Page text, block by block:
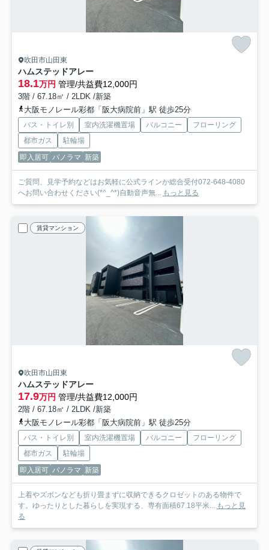
吹田市山田東
ハムステッドアレー
18.1万円 管理/共益費12,000円
3階 / 67.18㎡ / 2LDK /新築
大阪モノレール彩都「阪大病院前」駅 徒歩25分
バス・トイレ別 室内洗濯機置場 バルコニー
フローリング
都市ガス
駐輪場
即入居可 パノラマ 新築
ご質問、見学予約などはお気軽に公式ラインか総合受付072-648-4080
へお問い合わせください(*^_^*)自動音声無... もっと見る
賃貸マンション
吹田市山田東
ハムステッドアレー
17.9万円 管理/共益費12,000円
2階 / 67.18㎡ / 2LDK /新築
大阪モノレール彩都「阪大病院前」駅 徒歩25分
バス・トイレ別 室内洗濯機置場 バルコニー
フローリング
都市ガス
駐輪場
即入居可 パノラマ 新築
上着やズボンなども折り畳まずに収納できるクロゼットのある物件で
す。ゆったりとした暮らしを実現する、専有面積67.18平米... もっと見
る